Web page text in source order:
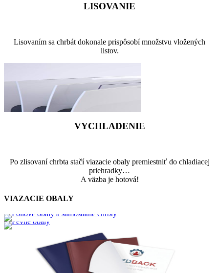
LISOVANIE
Lisovaním sa chrbát dokonale prispôsobí množstvu vložených
listov.
VYCHLADENIE
Po zlisovaní chrbta stačí viazacie obaly premiestniť do chladiacej
priehradky…
A väzba je hotová!
VIAZACIE OBALY